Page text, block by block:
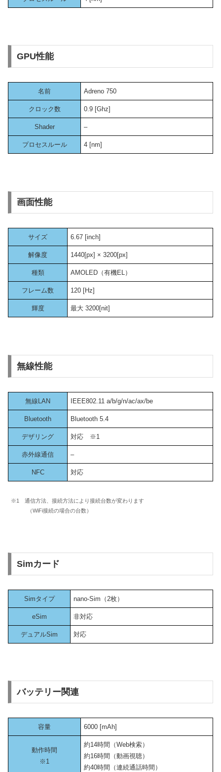
GPU性能
名前 Adreno 750
クロック数 0.9 [Ghz]
Shader –
プロセスルール 4 [nm]
画面性能
サイズ 6.67 [inch]
解像度 1440[px] × 3200[px]
種類 AMOLED（有機EL）
フレーム数 120 [Hz]
輝度 最大 3200[nit]
無線性能
無線LAN IEEE802.11 a/b/g/n/ac/ax/be
Bluetooth Bluetooth 5.4
デザリング 対応 ※1
赤外線通信 –
NFC 対応
※1 通信方法、接続方法により接続台数が変わります
（WiFi接続の場合の台数）
Simカード
Simタイプ nano-Sim（2枚）
eSim 非対応
デュアルSim 対応
バッテリー関連
容量 6000 [mAh]
動作時間
※1
約14時間（Web検索）
約16時間（動画視聴）
約40時間（連続通話時間）